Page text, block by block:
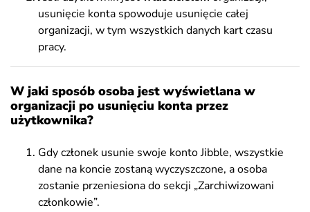
usunięcie konta spowoduje usunięcie całej
organizacji, w tym wszystkich danych kart czasu
pracy.
W jaki sposób osoba jest wyświetlana w
organizacji po usunięciu konta przez
użytkownika?
Gdy członek usunie swoje konto Jibble, wszystkie
dane na koncie zostaną wyczyszczone, a osoba
zostanie przeniesiona do sekcji „Zarchiwizowani
członkowie”.